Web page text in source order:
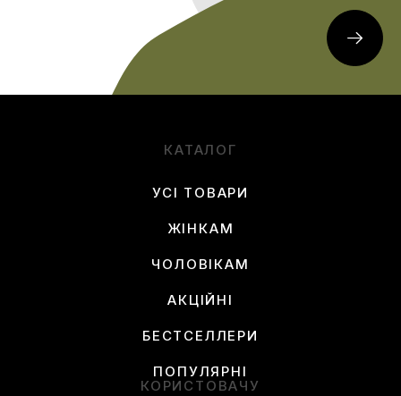
КАТАЛОГ
УСІ ТОВАРИ
ЖІНКАМ
ЧОЛОВІКАМ
АКЦІЙНІ
БЕСТСЕЛЛЕРИ
ПОПУЛЯРНІ
КОРИСТОВАЧУ